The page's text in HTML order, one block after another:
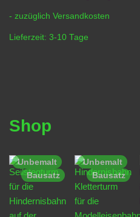
- zuzüglich Versandkosten
Lieferzeit: 3-10 Tage
Shop
Unbemalt
Bausatz
Unbemalt
Bausatz